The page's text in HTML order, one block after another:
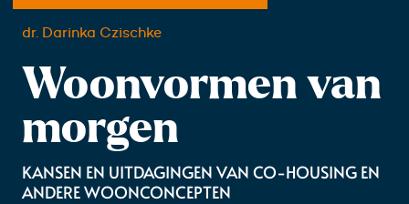
dr. Darinka Czischke
Woonvormen van
morgen
KANSEN EN UITDAGINGEN VAN CO-HOUSING EN
ANDERE WOONCONCEPTEN